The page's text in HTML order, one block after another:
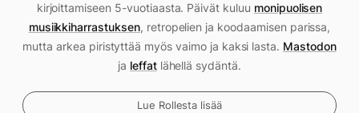
kirjoittamiseen 5-vuotiaasta. Päivät kuluu monipuolisen
musiikkiharrastuksen, retropelien ja koodaamisen parissa,
mutta arkea piristyttää myös vaimo ja kaksi lasta. Mastodon
ja leffatlähellä sydäntä.
Lue Rollesta lisää